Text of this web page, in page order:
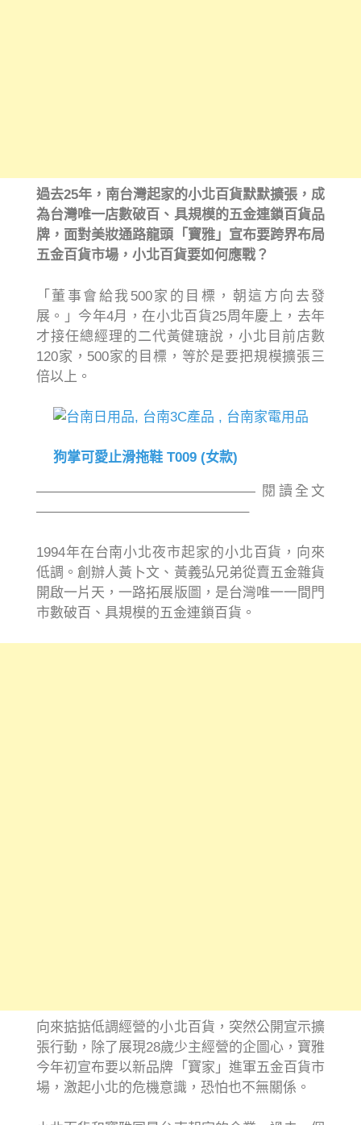
過去25年，南台灣起家的小北百貨默默擴張，成
為台灣唯一店數破百、具規模的五金連鎖百貨品
牌，面對美妝通路龍頭「寶雅」宣布要跨界布局
五金百貨市場，小北百貨要如何應戰？
「董事會給我500家的目標，朝這方向去發
展。」今年4月，在小北百貨25周年慶上，去年
才接任總經理的二代黃健瑭說，小北目前店數
120家，500家的目標，等於是要把規模擴張三
倍以上。
狗掌可愛止滑拖鞋 T009 (女款)
———————————————— 閱讀全文
———————————————–
1994年在台南小北夜市起家的小北百貨，向來
低調。創辦人黃卜文、黃義弘兄弟從賣五金雜貨
開啟一片天，一路拓展版圖，是台灣唯一一間門
市數破百、具規模的五金連鎖百貨。
向來掂掂低調經營的小北百貨，突然公開宣示擴
張行動，除了展現28歲少主經營的企圖心，寶雅
今年初宣布要以新品牌「寶家」進軍五金百貨市
場，激起小北的危機意識，恐怕也不無關係。